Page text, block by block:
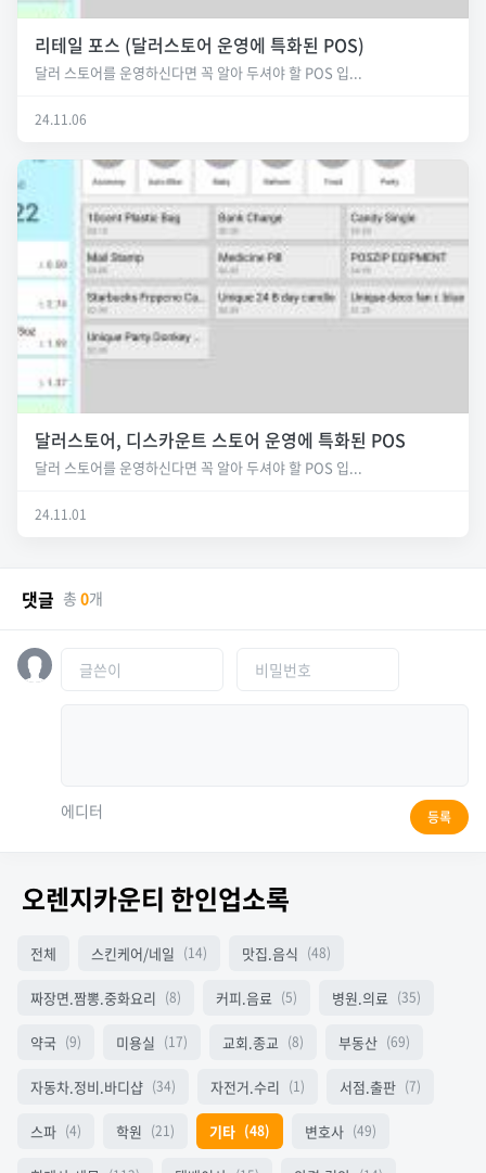
리테일 포스 (달러스토어 운영에 특화된 POS)
달러 스토어를 운영하신다면 꼭 알아 두셔야 할 POS 입...
24.11.06
달러스토어, 디스카운트 스토어 운영에 특화된 POS
달러 스토어를 운영하신다면 꼭 알아 두셔야 할 POS 입...
24.11.01
댓글 총 0개
에디터 등록
오렌지카운티 한인업소록
전체 스킨케어/네일 (14) 맛집.음식 (48)
짜장면.짬뽕.중화요리 (8) 커피.음료 (5) 병원.의료 (35)
약국 (9) 미용실 (17) 교회.종교 (8) 부동산 (69)
자동차.정비.바디샵 (34) 자전거.수리 (1) 서점.출판 (7)
스파 (4) 학원 (21) 기타 (48) 변호사 (49)